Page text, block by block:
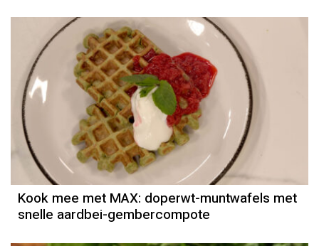
Kook mee met MAX: doperwt-muntwafels met
snelle aardbei-gembercompote